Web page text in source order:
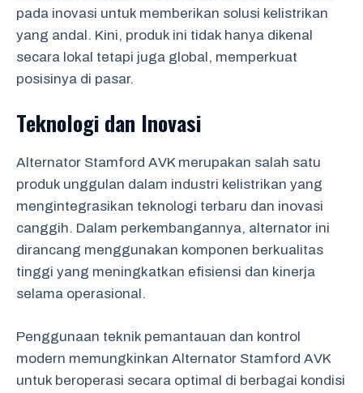
pada inovasi untuk memberikan solusi kelistrikan
yang andal. Kini, produk ini tidak hanya dikenal
secara lokal tetapi juga global, memperkuat
posisinya di pasar.
Teknologi dan Inovasi
Alternator Stamford AVK merupakan salah satu
produk unggulan dalam industri kelistrikan yang
mengintegrasikan teknologi terbaru dan inovasi
canggih. Dalam perkembangannya, alternator ini
dirancang menggunakan komponen berkualitas
tinggi yang meningkatkan efisiensi dan kinerja
selama operasional.
Penggunaan teknik pemantauan dan kontrol
modern memungkinkan Alternator Stamford AVK
untuk beroperasi secara optimal di berbagai kondisi